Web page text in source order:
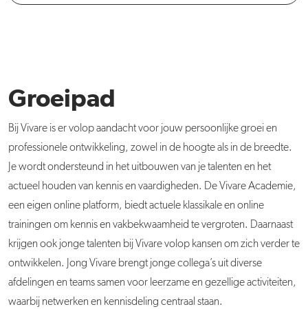
Groeipad
Bij Vivare is er volop aandacht voor jouw persoonlijke groei en
professionele ontwikkeling, zowel in de hoogte als in de breedte.
Je wordt ondersteund in het uitbouwen van je talenten en het
actueel houden van kennis en vaardigheden. De Vivare Academie,
een eigen online platform, biedt actuele klassikale en online
trainingen om kennis en vakbekwaamheid te vergroten. Daarnaast
krijgen ook jonge talenten bij Vivare volop kansen om zich verder te
ontwikkelen. Jong Vivare brengt jonge collega’s uit diverse
afdelingen en teams samen voor leerzame en gezellige activiteiten,
waarbij netwerken en kennisdeling centraal staan.